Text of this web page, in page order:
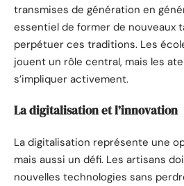
transmises de génération en
essentiel de former de nouveaux
perpétuer ces traditions. Les
jouent un rôle central, mais les
s’impliquer activement.
La digitalisation et l’innovation
La digitalisation représente une
mais aussi un défi. Les artisans
nouvelles technologies sans